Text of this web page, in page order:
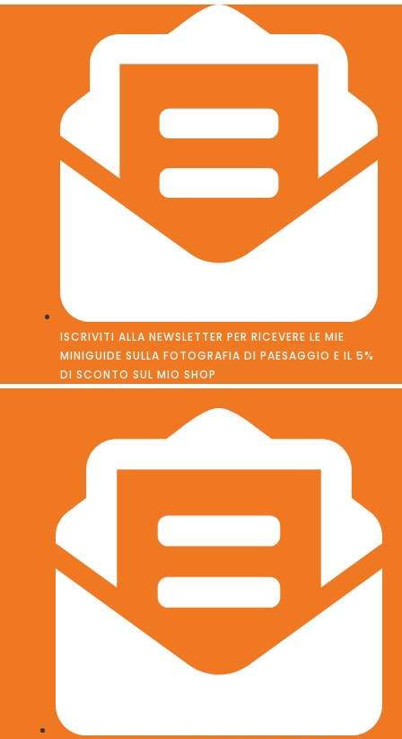
Vai
ISCRIVITI ALLA NEWSLETTER PER RICEVERE LE MIE
MINIGUIDE SULLA FOTOGRAFIA DI PAESAGGIO E IL 5%
DI SCONTO SUL MIO SHOP